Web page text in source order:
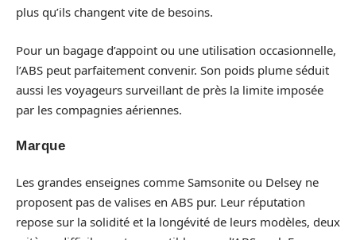
plus qu’ils changent vite de besoins.
Pour un bagage d’appoint ou une utilisation occasionnelle,
l’ABS peut parfaitement convenir. Son poids plume séduit
aussi les voyageurs surveillant de près la limite imposée
par les compagnies aériennes.
Marque
Les grandes enseignes comme Samsonite ou Delsey ne
proposent pas de valises en ABS pur. Leur réputation
repose sur la solidité et la longévité de leurs modèles, deux